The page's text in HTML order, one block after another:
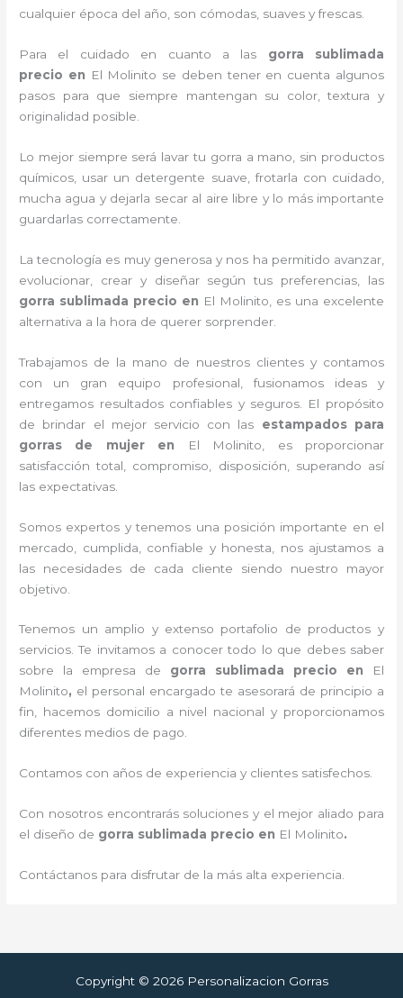
cualquier época del año, son cómodas, suaves y frescas.
Para el cuidado en cuanto a las gorra sublimada
precio en El Molinito se deben tener en cuenta algunos
pasos para que siempre mantengan su color, textura y
originalidad posible.
Lo mejor siempre será lavar tu gorra a mano, sin productos
químicos, usar un detergente suave, frotarla con cuidado,
mucha agua y dejarla secar al aire libre y lo más importante
guardarlas correctamente.
La tecnología es muy generosa y nos ha permitido avanzar,
evolucionar, crear y diseñar según tus preferencias, las
gorra sublimada precio en El Molinito, es una excelente
alternativa a la hora de querer sorprender.
Trabajamos de la mano de nuestros clientes y contamos
con un gran equipo profesional, fusionamos ideas y
entregamos resultados confiables y seguros. El propósito
de brindar el mejor servicio con las estampados para
gorras de mujer
en
El Molinito, es proporcionar
satisfacción total, compromiso, disposición, superando así
las expectativas.
Somos expertos y tenemos una posición importante en el
mercado, cumplida, confiable y honesta, nos ajustamos a
las necesidades de cada cliente siendo nuestro mayor
objetivo.
Tenemos un amplio y extenso portafolio de productos y
servicios. Te invitamos a conocer todo lo que debes saber
sobre la empresa de gorra sublimada precio en
El
Molinito, el personal encargado te asesorará de principio a
fin, hacemos domicilio a nivel nacional y proporcionamos
diferentes medios de pago.
Contamos con años de experiencia y clientes satisfechos.
Con nosotros encontrarás soluciones y el mejor aliado para
el diseño de gorra sublimada precio en El Molinito.
Contáctanos para disfrutar de la más alta experiencia.
Copyright © 2026 Personalizacion Gorras